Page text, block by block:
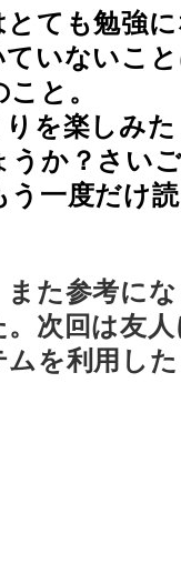
とても勉強
いないこ
と。
を楽しみ
うか？さい
一度だけ
また参考に
次回は友
を利用し